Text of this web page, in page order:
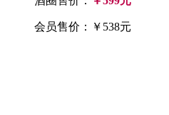
会员售价：￥538元